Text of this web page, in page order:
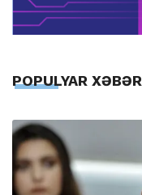
POPULYAR XƏBƏR